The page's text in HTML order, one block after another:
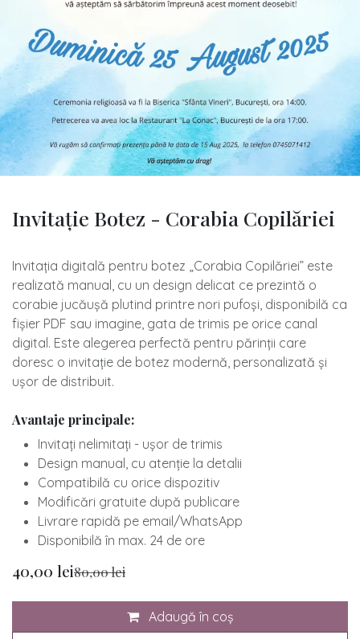
Invitație Botez - Corabia Copilăriei
Invitația digitală pentru botez „Corabia Copilăriei” este
realizată manual, cu un design delicat ce prezintă o
corabie jucăușă plutind printre nori pufoși, disponibilă ca
fișier PDF sau imagine, gata de trimis pe orice canal
digital. Este alegerea perfectă pentru părinții care
doresc o invitație de botez modernă, personalizată și
ușor de distribuit.
Avantaje principale:
Invitați nelimitați - ușor de trimis
​Design manual, cu atenție la detalii
​Compatibilă cu orice dispozitiv
​Modificări gratuite după publicare
​Livrare rapidă pe email/WhatsApp
​Disponibilă în max. 24 de ore
40,00 lei80,00lei
Adaugă în coș